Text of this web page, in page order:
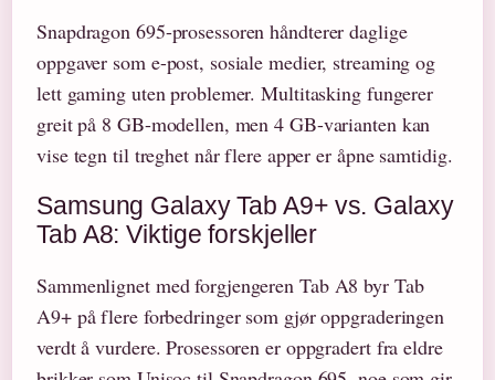
Snapdragon 695-prosessoren håndterer daglige
oppgaver som e-post, sosiale medier, streaming og
lett gaming uten problemer. Multitasking fungerer
greit på 8 GB-modellen, men 4 GB-varianten kan
vise tegn til treghet når flere apper er åpne samtidig.
Samsung Galaxy Tab A9+ vs. Galaxy
Tab A8: Viktige forskjeller
Sammenlignet med forgjengeren Tab A8 byr Tab
A9+ på flere forbedringer som gjør oppgraderingen
verdt å vurdere. Prosessoren er oppgradert fra eldre